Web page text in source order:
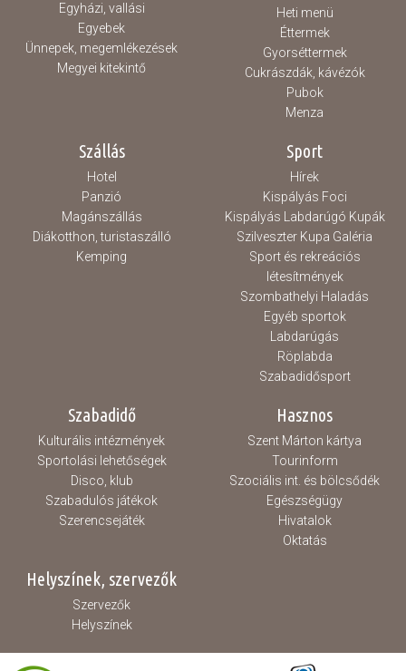
Egyházi, vallási
Egyebek
Ünnepek, megemlékezések
Megyei kitekintő
Heti menü
Éttermek
Gyorséttermek
Cukrászdák, kávézók
Pubok
Menza
Szállás
Hotel
Panzió
Magánszállás
Diákotthon, turistaszálló
Kemping
Sport
Hírek
Kispályás Foci
Kispályás Labdarúgó Kupák
Szilveszter Kupa Galéria
Sport és rekreációs
létesítmények
Szombathelyi Haladás
Egyéb sportok
Labdarúgás
Röplabda
Szabadidősport
Szabadidő
Kulturális intézmények
Sportolási lehetőségek
Disco, klub
Szabadulós játékok
Szerencsejáték
Hasznos
Szent Márton kártya
Tourinform
Szociális int. és bölcsődék
Egészségügy
Hivatalok
Oktatás
Helyszínek, szervezők
Szervezők
Helyszínek